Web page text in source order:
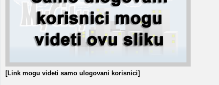
[Link mogu videti samo ulogovani korisnici]